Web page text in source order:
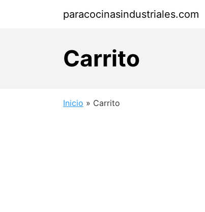
paracocinasindustriales.com
Carrito
Inicio » Carrito